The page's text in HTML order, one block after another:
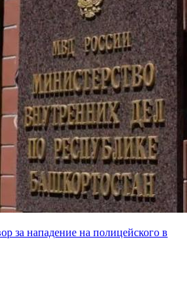
за нападение на полицейского в